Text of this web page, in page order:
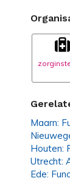
Maarn:
Houten:
Utrecht:
Ede: